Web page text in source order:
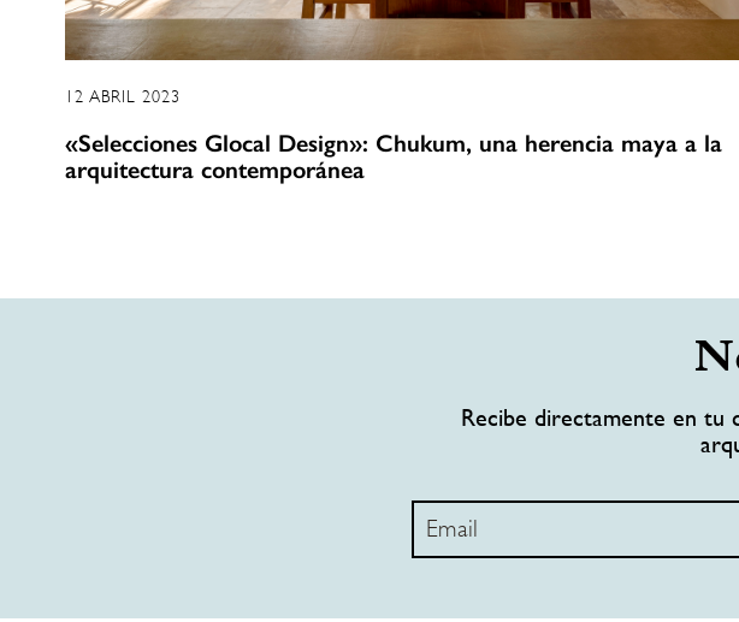
12 ABRIL 2023
«Selecciones Glocal Design»: Chukum, una herencia maya a la
arquitectura contemporánea
Recibe directamente en